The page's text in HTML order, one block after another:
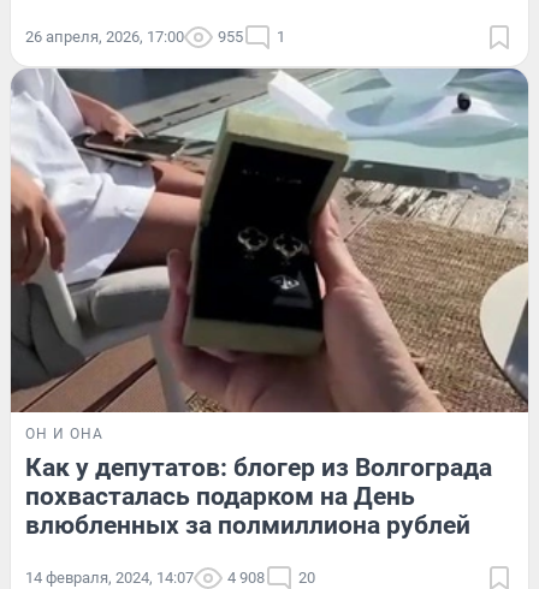
26 апреля, 2026, 17:00 955 1
ОН И ОНА
Как у депутатов: блогер из Волгограда
похвасталась подарком на День
влюбленных за полмиллиона рублей
14 февраля, 2024, 14:07 4 908 20